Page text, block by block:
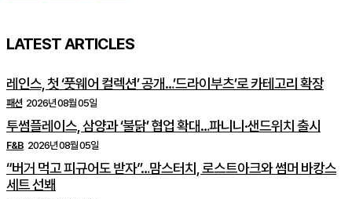
LATEST ARTICLES
레인스, 첫 ‘풋웨어 컬렉션’ 공개…’드라이부츠’로 카테고리 확장
패션 2026년 08월 05일
투썸플레이스, 삼양과 ‘불닭’ 협업 확대…파니니·샌드위치 출시
F&B 2026년 08월 05일
“버거 먹고 피규어도 받자”…맘스터치, 로스트아크와 썸머 바캉스
세트 선봬